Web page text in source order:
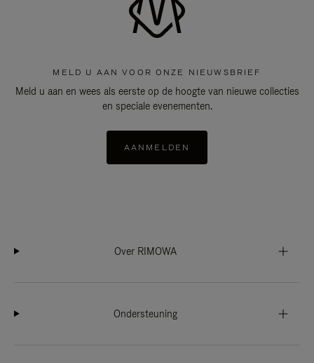
MELD U AAN VOOR ONZE NIEUWSBRIEF
Meld u aan en wees als eerste op de hoogte van nieuwe collecties
en speciale evenementen.
AANMELDEN
Over RIMOWA
Ondersteuning